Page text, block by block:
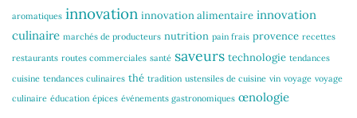
aromatiques innovation innovation alimentaire innovation
culinaire marchés de producteurs nutrition pain frais provence recettes
restaurants routes commerciales santé saveurs technologie tendances
cuisine tendances culinaires thé tradition ustensiles de cuisine vin voyage voyage
culinaire éducation épices événements gastronomiques œnologie